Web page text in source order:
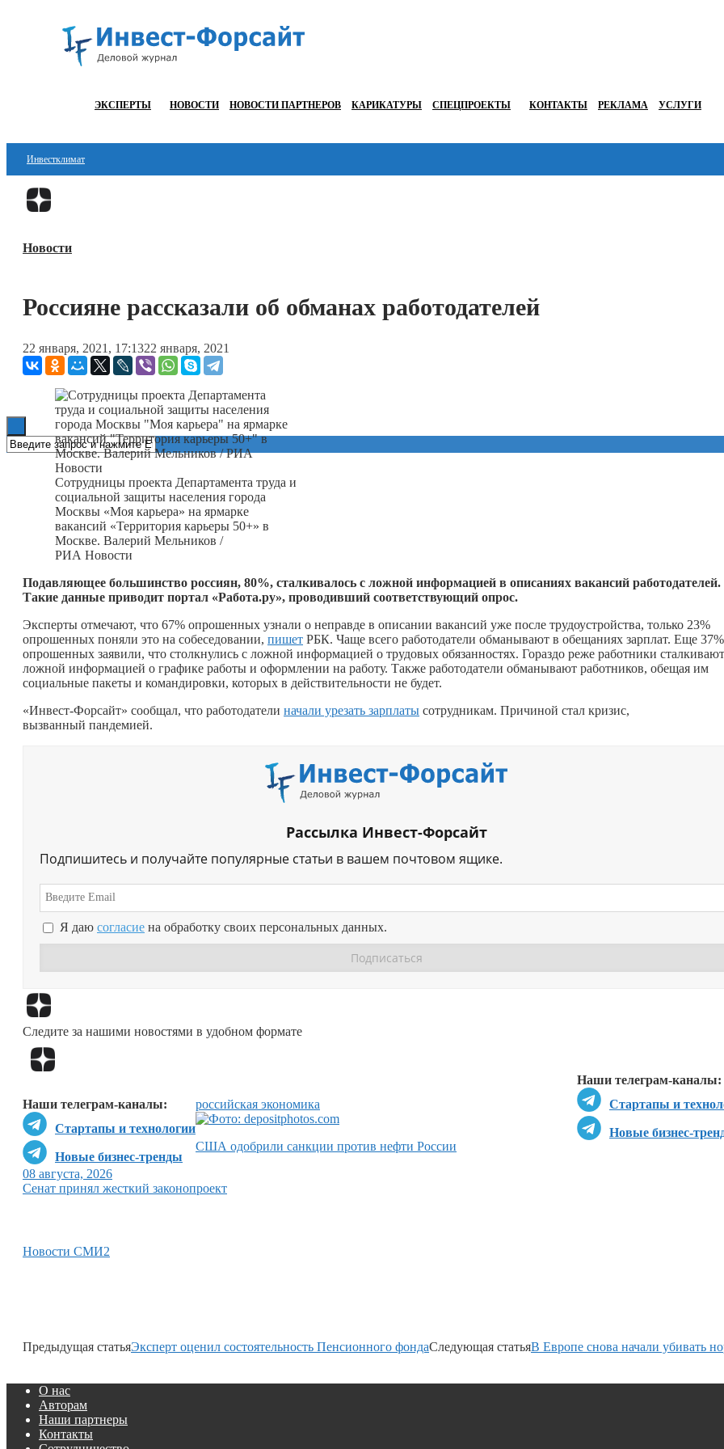
ЭКСПЕРТЫ НОВОСТИ НОВОСТИ ПАРТНЕРОВ КАРИКАТУРЫ СПЕЦПРОЕКТЫ КОНТАКТЫ РЕКЛАМА УСЛУГИ
Инвестклимат
Финансы
Блокчейн
ESG
Новости
Россияне рассказали об обманах работодателей
22 января, 2021, 17:1322 января, 2021
Сотрудницы проекта Департамента труда и
социальной защиты населения города
Москвы «Моя карьера» на ярмарке
вакансий «Территория карьеры 50+» в
Москве. Валерий Мельников /
РИА Новости
Подавляющее большинство россиян, 80%, сталкивалось с ложной информацией в описаниях вакансий работодателей.
Такие данные приводит портал «Работа.ру», проводивший соответствующий опрос.
Эксперты отмечают, что 67% опрошенных узнали о неправде в описании вакансий уже после трудоустройства, только 23%
опрошенных поняли это на собеседовании, пишет РБК. Чаще всего работодатели обманывают в обещаниях зарплат. Еще 37%
опрошенных заявили, что столкнулись с ложной информацией о трудовых обязанностях. Гораздо реже работники
ложной информацией о графике работы и оформлении на работу. Также работодатели обманывают работников, обещая им
социальные пакеты и командировки, которых в действительности не будет.
«Инвест-Форсайт» сообщал, что работодатели начали урезать зарплаты сотрудникам. Причиной стал кризис,
вызванный пандемией.
Рассылка Инвест-Форсайт
Подпишитесь и получайте популярные статьи в вашем почтовом ящике.
Я даю согласие на обработку своих персональных данных.
Следите за нашими новостями в удобном формате
Наши телеграм-каналы:
Стартапы и
Новые бизнес-
Наши телеграм-каналы:
Стартапы и технологии
Новые бизнес-тренды
российская экономика
США одобрили санкции против нефти России
08 августа, 2026
Сенат принял жесткий законопроект
Новости СМИ2
Предыдущая статьяЭксперт оценил состоятельность Пенсионного фондаСледующая статьяВ Европе снова начали убивать
О нас
Авторам
Наши партнеры
Контакты